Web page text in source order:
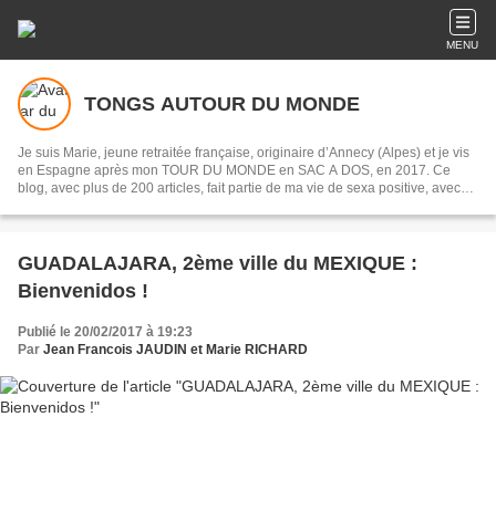
MENU
TONGS AUTOUR DU MONDE
Je suis Marie, jeune retraitée française, originaire d’Annecy (Alpes) et je vis
en Espagne après mon TOUR DU MONDE en SAC A DOS, en 2017. Ce
blog, avec plus de 200 articles, fait partie de ma vie de sexa positive, avec
moi dans les commentaires ou écrivez-moi par le formulaire de contact, ça
GUADALAJARA, 2ème ville du MEXIQUE :
Bienvenidos !
Publié le 20/02/2017 à 19:23
Par Jean Francois JAUDIN et Marie RICHARD